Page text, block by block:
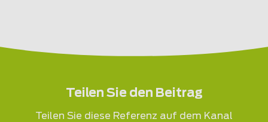
Teilen Sie den Beitrag
Teilen Sie diese Referenz auf dem Kanal